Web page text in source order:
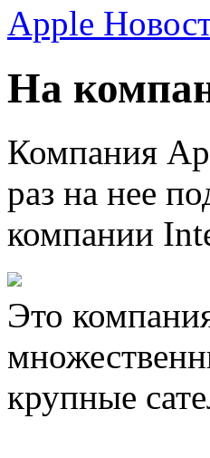
Apple
На
Компания
раз на нее
компании
Это
крупные